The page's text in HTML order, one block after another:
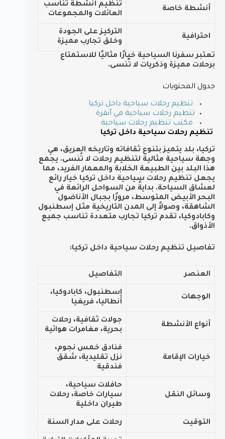
أنشطة خاصة
تنظيم أنشطة تناسب
العائلات والمجموعات
احترافية
التركيز على الجودة
وخلق تجارب مميزة
تعتبر سفرنا السياحية خيارًا مثاليًا للاستمتاع
برحلات مميزة وذكريات لا تُنسى.
جدول المحتويات
تنظيم رحلات سياحية داخل تركيا
تنظيم رحلات سياحية في أنقرة
مكتب تنظيم رحلات سياحية
تنظيم رحلات سياحية داخل تركيا
تركيا، بلد يتميز بتنوع ثقافاته وتاريخه العريق، هي
وجهة سياحية مثالية لتنظيم رحلات لا تُنسى. يجمع
هذا البلد بين الطبيعة الخلابة والمعمار الفريد، مما
يجعل تنظيم رحلات سياحية داخل تركيا خيار رائع
لعشاق السياحة. بدايةً من السواحل الرائعة في
البحر الأبيض المتوسط، مرورًا بجبال الأناضول
الشاهقة، وصولاً إلى المدن التاريخية مثل إسطنبول
وكابادوكيا، تقدم تركيا تجارب متعددة تناسب جميع
الأذواق.
تفاصيل تنظيم رحلات سياحية داخل تركيا:
العنصر التفاصيل
الوجهات
إسطنبول، كابادوكيا،
أنطاليا، فريغيا
أنواع الأنشطة
جولات ثقافية، رحلات
بحرية، مغامرات هوائية
خيارات الإقامة
فنادق خمس نجوم،
نزل تقليدية، شقق
فندقية
وسائل النقل
حافلات سياحية،
سيارات خاصة، رحلات
طيران داخلية
التوقيت رحلات على مدار السنة